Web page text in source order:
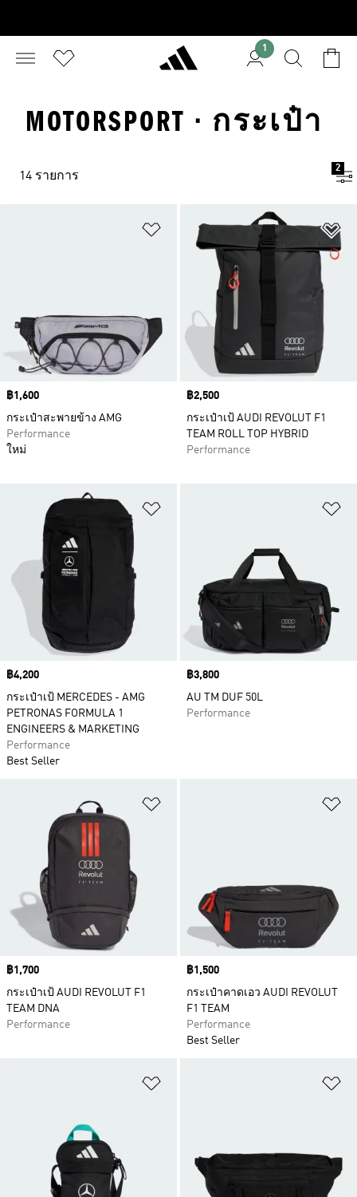
1
MOTORSPORT · กระเป๋า
14 รายการ
2
เพิ่มไปยังรายการสินค้าโปรด
Price
฿1,600
กระเป๋าสะพายข้าง AMG
Performance
ใหม่
Price
฿2,500
กระเป๋าเป้ AUDI REVOLUT F1
TEAM ROLL TOP HYBRID
Performance
Price
฿4,200
กระเป๋าเป้ MERCEDES - AMG
PETRONAS FORMULA 1
ENGINEERS & MARKETING
Performance
Best Seller
Price
฿3,800
AU TM DUF 50L
Performance
Price
฿1,700
กระเป๋าเป้ AUDI REVOLUT F1
TEAM DNA
Performance
Price
฿1,500
กระเป๋าคาดเอว AUDI REVOLUT
F1 TEAM
Performance
Best Seller